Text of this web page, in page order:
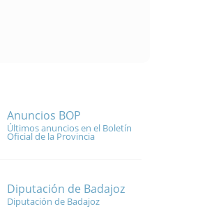
Anuncios BOP
Últimos anuncios en el Boletín
Oficial de la Provincia
Diputación de Badajoz
Diputación de Badajoz